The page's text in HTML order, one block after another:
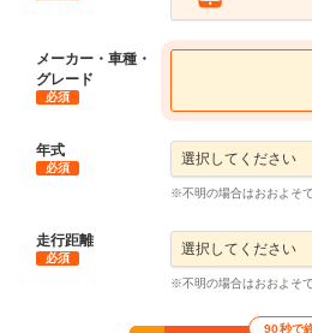
メーカー・車種・
グレード
必須
年式
必須
※不明の場合はおおよそ
走行距離
必須
※不明の場合はおおよそ
90秒で